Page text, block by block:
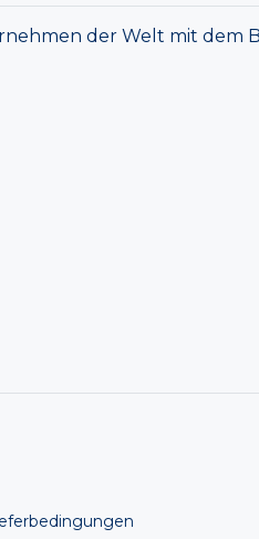
der Welt mit dem